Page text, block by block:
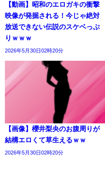
【動画】昭和のエロガキの衝撃
映像が発掘される！今じゃ絶対
放送できない伝説のスケベっぷ
りｗｗｗ
2026年5月30日02時20分
【画像】櫻井梨央のお腹周りが
結構エロくて草生えるｗｗ
2026年5月30日02時20分